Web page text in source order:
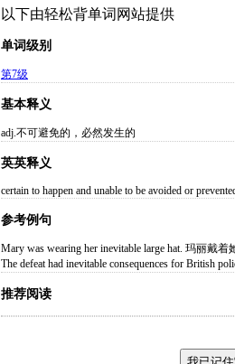
以下由轻松背单词网站提供
单词级别
第7级
基本释义
adj.不可避免的，必然发生的
英英释义
certain to happen and unable to be avoided or
参考例句
Mary was wearing her inevitable large hat. 玛丽戴
The defeat had inevitable consequences for British
推荐阅读